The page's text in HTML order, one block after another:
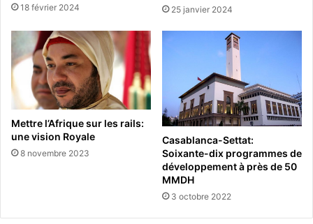
18 février 2024 25 janvier 2024
Mettre l’Afrique sur les rails:
une vision Royale
8 novembre 2023
Casablanca-Settat:
Soixante-dix programmes de
développement à près de 50
MMDH
3 octobre 2022